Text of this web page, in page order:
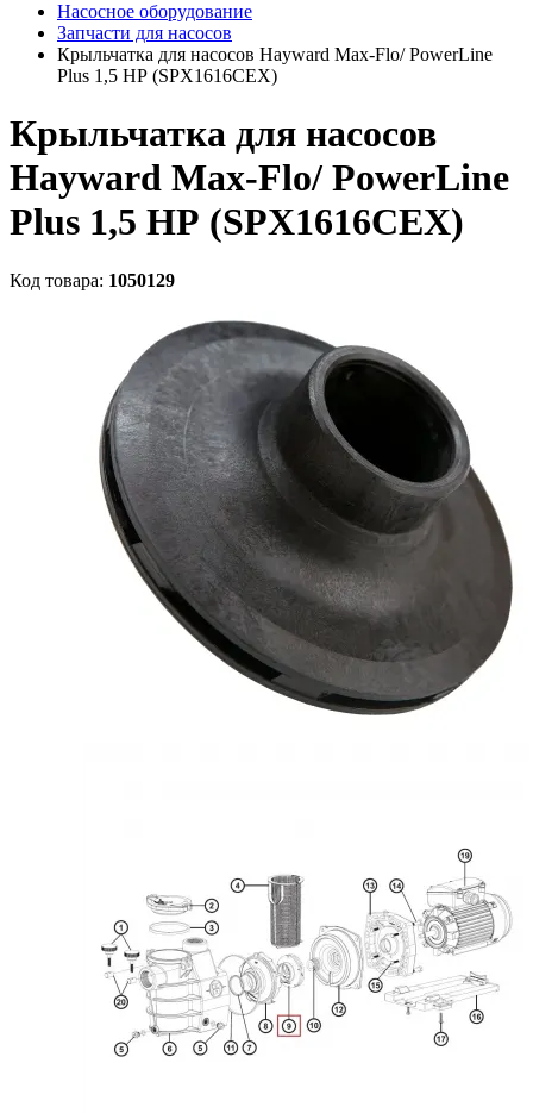
Насосное оборудование
Запчасти для насосов
Крыльчатка для насосов Hayward Max-Flo/ PowerLine
Plus 1,5 НР (SPX1616CEX)
Крыльчатка для насосов
Hayward Max-Flo/ PowerLine
Plus 1,5 НР (SPX1616CEX)
Код товара: 1050129